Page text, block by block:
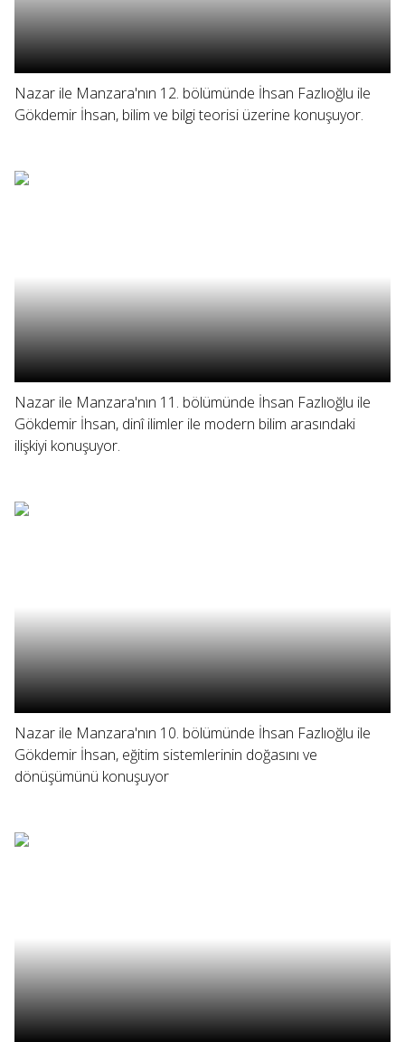
Nazar ile Manzara'nın 12. bölümünde İhsan Fazlıoğlu ile
Gökdemir İhsan, bilim ve bilgi teorisi üzerine konuşuyor.
Nazar ile Manzara'nın 11. bölümünde İhsan Fazlıoğlu ile
Gökdemir İhsan, dinî ilimler ile modern bilim arasındaki
ilişkiyi konuşuyor.
Nazar ile Manzara'nın 10. bölümünde İhsan Fazlıoğlu ile
Gökdemir İhsan, eğitim sistemlerinin doğasını ve
dönüşümünü konuşuyor